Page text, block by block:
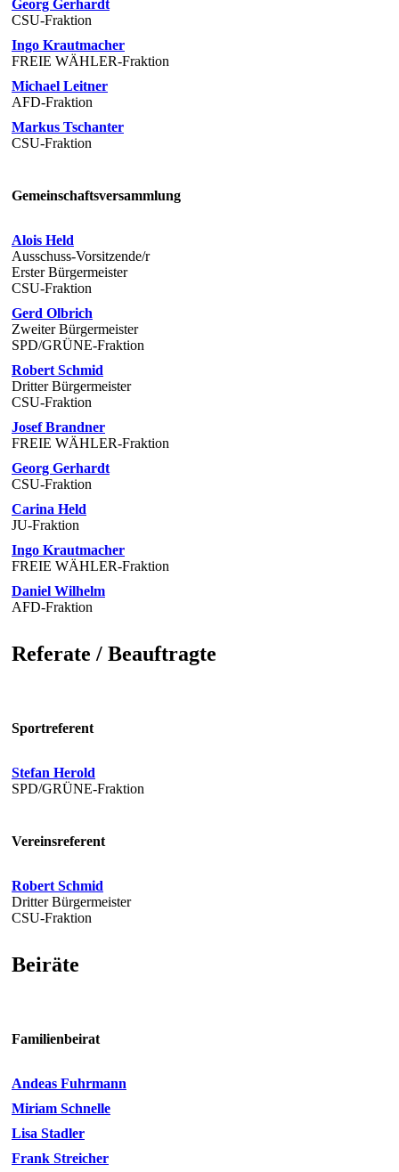
Georg Gerhardt
CSU-Fraktion
Ingo Krautmacher
FREIE WÄHLER-Fraktion
Michael Leitner
AFD-Fraktion
Markus Tschanter
CSU-Fraktion
Gemeinschaftsversammlung
Alois Held
Ausschuss-Vorsitzende/r
Erster Bürgermeister
CSU-Fraktion
Gerd Olbrich
Zweiter Bürgermeister
SPD/GRÜNE-Fraktion
Robert Schmid
Dritter Bürgermeister
CSU-Fraktion
Josef Brandner
FREIE WÄHLER-Fraktion
Georg Gerhardt
CSU-Fraktion
Carina Held
JU-Fraktion
Ingo Krautmacher
FREIE WÄHLER-Fraktion
Daniel Wilhelm
AFD-Fraktion
Referate / Beauftragte
Sportreferent
Stefan Herold
SPD/GRÜNE-Fraktion
Vereinsreferent
Robert Schmid
Dritter Bürgermeister
CSU-Fraktion
Beiräte
Familienbeirat
Andeas Fuhrmann
Miriam Schnelle
Lisa Stadler
Frank Streicher